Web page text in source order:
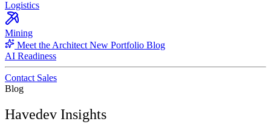
Logistics
Mining
Meet the Architect New Portfolio Blog
AI Readiness
Contact Sales
Blog
Havedev Insights